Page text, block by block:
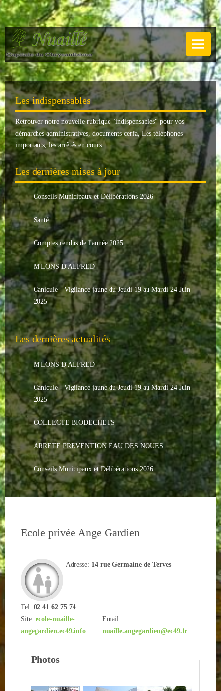
NUAILLÉ
Plan de Nuaillé
Sentiers pédestres
Guide annuel
Histoire
Galerie
LA MAIRIE
Horaires
Agence postale
Le conseil municipal
Les élus
Les commissions
Les comptes rendus
Le personnel communal
L'Echo de Nuaillé
Tarifs et locations
Galeries photos
INDISPENSABLES
Nouveaux arrivants
Le PACS
Voter
Bientôt 16 ans
Urbanisme
Santé
Social
Culturel
Arrêtes en cours
ACTUALITÉS
.
Les indispensables
Retrouver notre nouvelle rubrique "indispensables" pour vos
démarches administratives, documents cerfa, Les téléphones
importants, les arrêtés en cours ...
Les dernières mises à jour
Conseils Municipaux et Délibérations 2026
Santé
Comptes rendus de l'année 2025
M'LONS D'ALFRED
Canicule - Vigilance jaune du Jeudi 19 au Mardi 24 Juin
2025
Les dernières actualités
M'LONS D'ALFRED
Canicule - Vigilance jaune du Jeudi 19 au Mardi 24 Juin
2025
COLLECTE BIODECHETS
ARRETE PREVENTION EAU DES NOUES
Conseils Municipaux et Délibérations 2026
Ecole privée Ange Gardien
Adresse: 14 rue Germaine de Terves
Tel:02 41 62 75 74
Site:ecole-nuaille-
angegardien.ec49.info
Email:
nuaille.angegardien@ec49.fr
Photos